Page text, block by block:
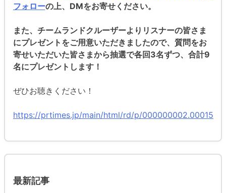
フォローの上、DMをお寄せください。
また、チームランドクルーザーよりリスナーの皆さま
にプレゼントをご用意いただきましたので、質問をお
寄せいただいた皆さまから抽選で各回3名ずつ、合計9
名にプレゼントします！
ぜひお聴きください！
https://prtimes.jp/main/html/rd/p/
最新記事